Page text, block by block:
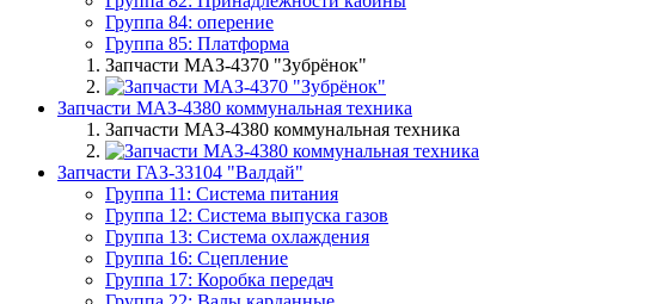
Группа 84: оперение
Группа 85: Платформа
Запчасти МАЗ-4370 "Зубрёнок"
Запчасти МАЗ-4380 коммунальная техника
Запчасти МАЗ-4380 коммунальная техника
Запчасти ГАЗ-33104 "Валдай"
Группа 11: Система питания
Группа 12: Система выпуска газов
Группа 13: Система охлаждения
Группа 16: Сцепление
Группа 17: Коробка передач